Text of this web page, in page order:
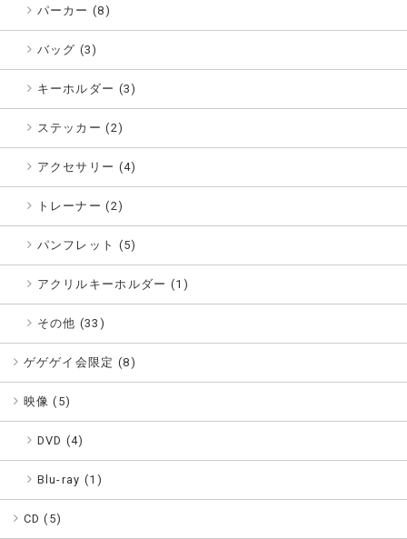
パーカー (8)
バッグ (3)
キーホルダー (3)
ステッカー (2)
アクセサリー (4)
トレーナー (2)
パンフレット (5)
アクリルキーホルダー (1)
その他 (33)
ゲゲゲイ会限定 (8)
映像 ( 5)
DVD (4)
Blu-ray (1)
CD ( 5)